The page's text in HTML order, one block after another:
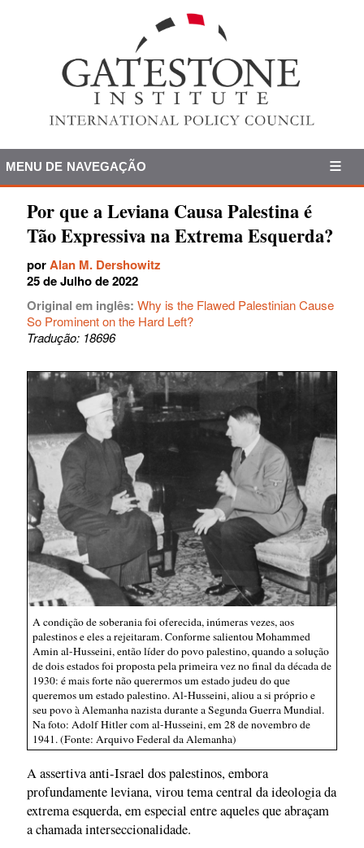
MENU DE NAVEGAÇÃO
Por que a Leviana Causa Palestina é
Tão Expressiva na Extrema Esquerda?
porAlan M. Dershowitz
25 de Julho de 2022
Original em inglês: Why is the Flawed Palestinian Cause
So Prominent on the Hard Left?
Tradução: 18696
A condição de soberania foi oferecida, inúmeras vezes, aos
palestinos e eles a rejeitaram. Conforme salientou Mohammed
Amin al-Husseini, então líder do povo palestino, quando a solução
de dois estados foi proposta pela primeira vez no final da década de
1930: é mais forte não querermos um estado judeu do que
queremos um estado palestino. Al-Husseini, aliou a si próprio e
seu povo à Alemanha nazista durante a Segunda Guerra Mundial.
Na foto: Adolf Hitler com al-Husseini, em 28 de novembro de
1941. (Fonte: Arquivo Federal da Alemanha)
A assertiva anti-Israel dos palestinos, embora
profundamente leviana, virou tema central da ideologia da
extrema esquerda, em especial entre aqueles que abraçam
a chamada interseccionalidade.